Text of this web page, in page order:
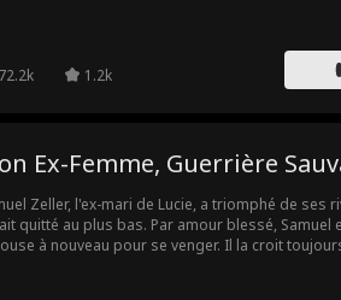
72.2k 1.2k
Ex-Femme, Guerrière
Zeller, l'ex-mari de Lucie, a triomphé de ses
quitté au plus bas. Par amour blessé, Samuel
à nouveau pour se venger. Il la croit